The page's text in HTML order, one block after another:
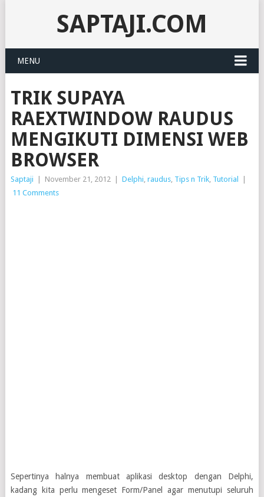
SAPTAJI.COM
MENU
TRIK SUPAYA
RAEXTWINDOW RAUDUS
MENGIKUTI DIMENSI WEB
BROWSER
Saptaji November 21, 2012 Delphi, raudus, Tips n Trik, Tutorial
11 Comments
Sepertinya halnya membuat aplikasi desktop dengan Delphi,
kadang kita perlu mengeset Form/Panel agar menutupi seluruh